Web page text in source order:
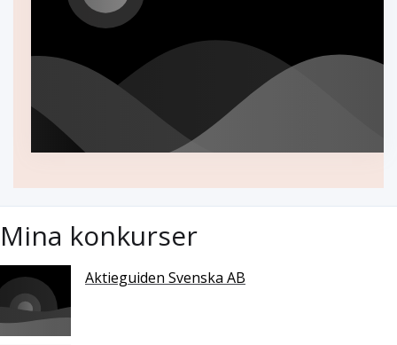
Mina konkurser
Aktieguiden Svenska AB